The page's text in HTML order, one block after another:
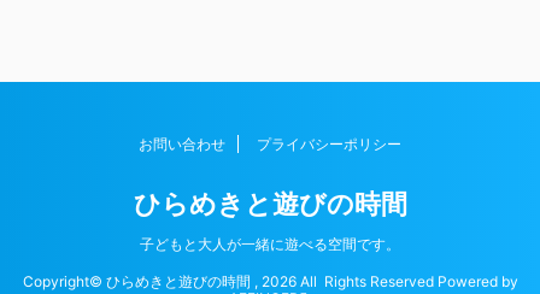
お問い合わせ プライバシーポリシー
ひらめきと遊びの時間
子どもと大人が一緒に遊べる空間です。
Copyright© ひらめきと遊びの時間 , 2026 All Rights Reserved Powered by